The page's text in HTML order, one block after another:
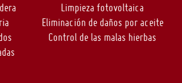
Limpieza fotovoltaica
Eliminación de daños por aceite
Control de las malas hierbas